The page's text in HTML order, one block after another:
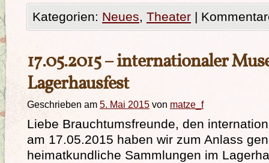
Kategorien: Neues, Theater |
17.05.2015 – internationaler
Lagerhausfest
Geschrieben am 5. Mai 2015 von matze_f
Liebe Brauchtumsfreunde, den
am 17.05.2015 haben wir zum Anlass
heimatkundliche Sammlungen im